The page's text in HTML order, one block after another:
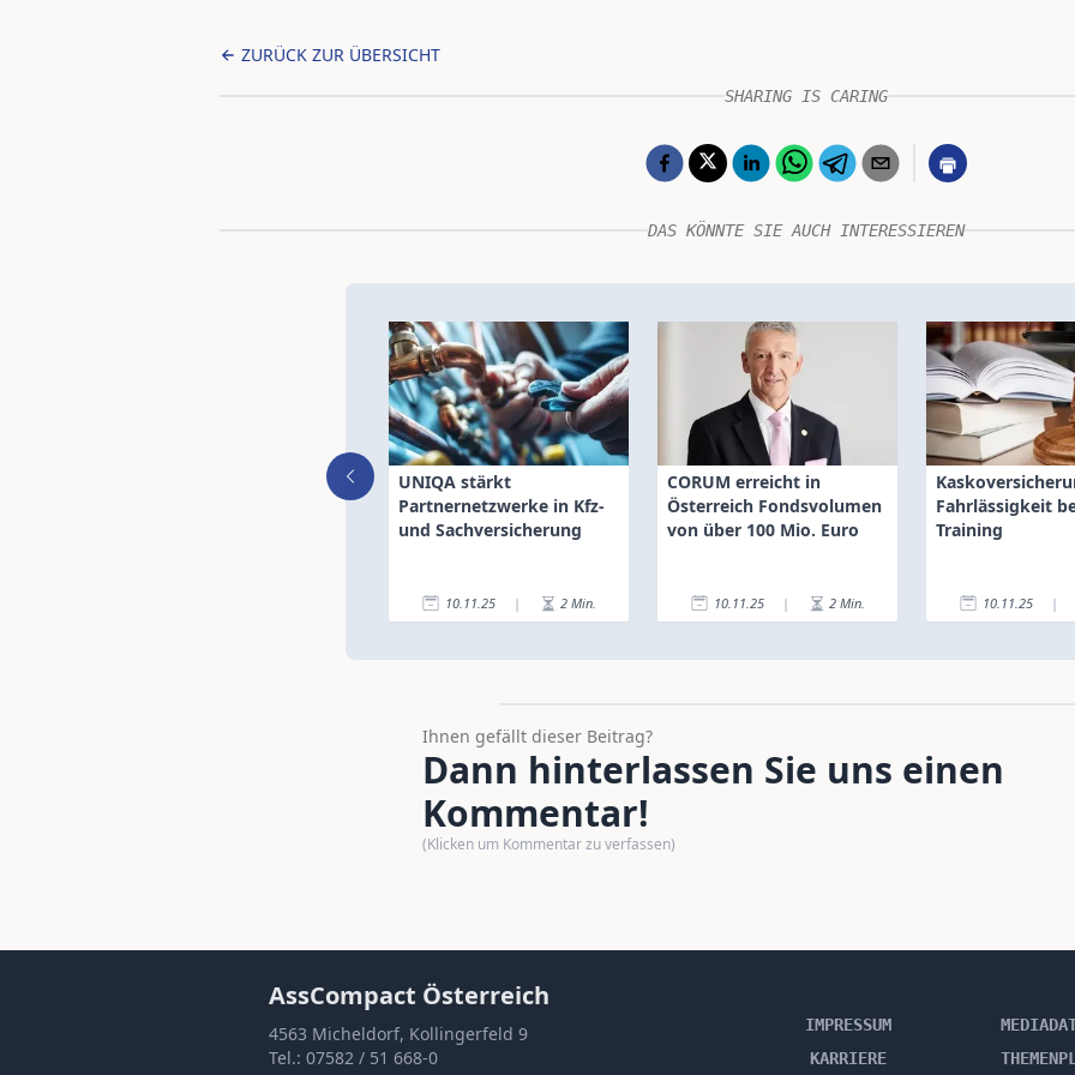
ZURÜCK ZUR ÜBERSICHT
SHARING IS CARING
DAS KÖNNTE SIE AUCH INTERESSIEREN
UNIQA stärkt
Partnernetzwerke in Kfz-
und Sachversicherung
10.11.25 | 2 Min.
CORUM erreicht in
Österreich Fondsvolumen
von über 100 Mio. Euro
10.11.25 | 2 Min.
Fahrlässigkeit
Training
10.11.25 |
Ihnen gefällt dieser Beitrag?
Dann hinterlassen Sie uns einen
Kommentar!
(Klicken um Kommentar zu verfassen)
AssCompact Österreich
4563 Micheldorf, Kollingerfeld 9
Tel.: 07582 / 51 668-0
IMPRESSUM
KARRIERE